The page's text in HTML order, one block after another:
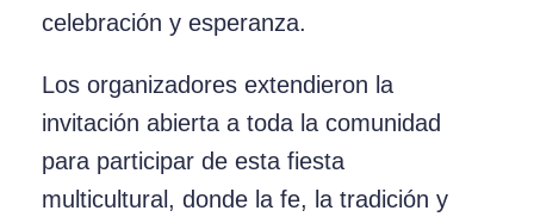
celebración y esperanza.
Los organizadores extendieron la
invitación abierta a toda la comunidad
para participar de esta fiesta
multicultural, donde la fe, la tradición y